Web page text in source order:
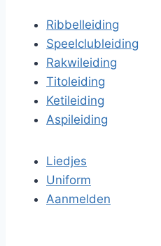
Ribbelleiding
Speelclubleiding
Rakwileiding
Titoleiding
Ketileiding
Aspileiding
Liedjes
Uniform
Aanmelden